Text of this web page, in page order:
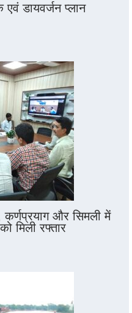
डायवर्जन प्लान
कर्णप्रयाग और सिमली में
मिली रफ्तार